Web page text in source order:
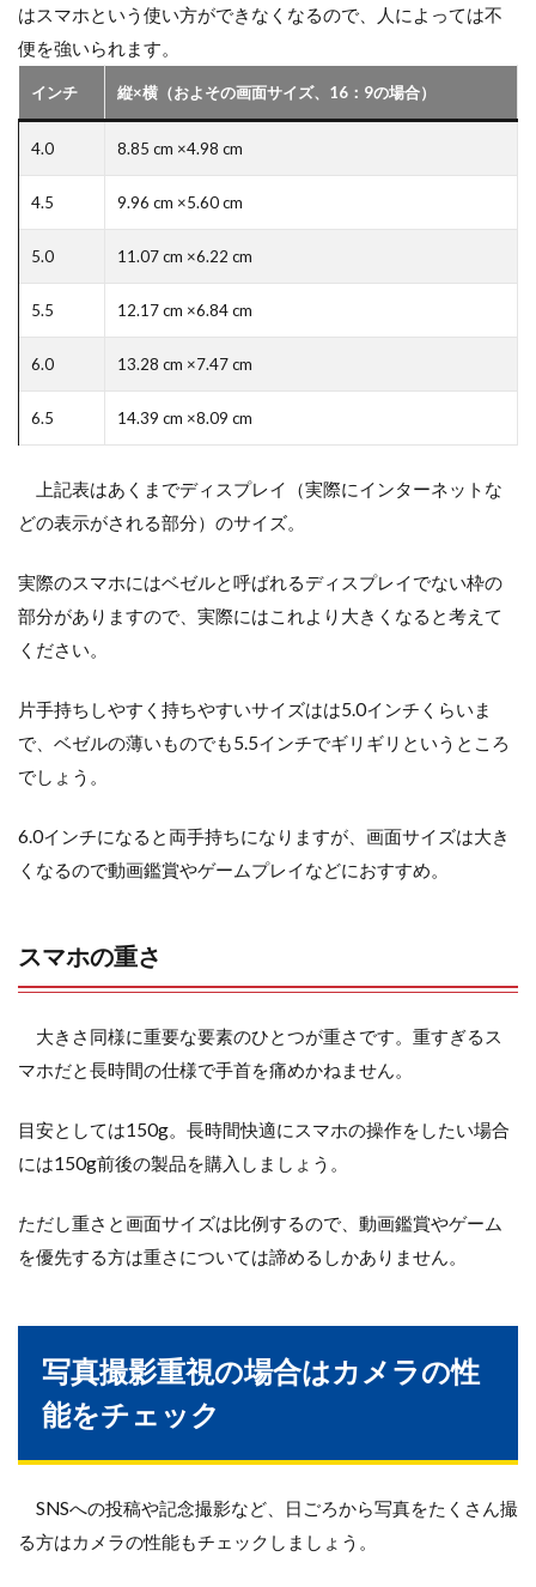
はスマホという使い方ができなくなるので、人によっては不
便を強いられます。
インチ 縦×横（およその画面サイズ、16：9の場合）
4.0 8.85 cm ×4.98 cm
4.5 9.96 cm ×5.60 cm
5.0 11.07 cm ×6.22 cm
5.5 12.17 cm ×6.84 cm
6.0 13.28 cm ×7.47 cm
6.5 14.39 cm ×8.09 cm
上記表はあくまでディスプレイ（実際にインターネットな
どの表示がされる部分）のサイズ。
実際のスマホにはベゼルと呼ばれるディスプレイでない枠の
部分がありますので、実際にはこれより大きくなると考えて
ください。
片手持ちしやすく持ちやすいサイズはは5.0インチくらいま
で、ベゼルの薄いものでも5.5インチでギリギリというところ
でしょう。
6.0インチになると両手持ちになりますが、画面サイズは大き
くなるので動画鑑賞やゲームプレイなどにおすすめ。
スマホの重さ
大きさ同様に重要な要素のひとつが重さです。重すぎるス
マホだと長時間の仕様で手首を痛めかねません。
目安としては150g。長時間快適にスマホの操作をしたい場合
には150g前後の製品を購入しましょう。
ただし重さと画面サイズは比例するので、動画鑑賞やゲーム
を優先する方は重さについては諦めるしかありません。
写真撮影重視の場合はカメラの性
能をチェック
SNSへの投稿や記念撮影など、日ごろから写真をたくさん撮
る方はカメラの性能もチェックしましょう。